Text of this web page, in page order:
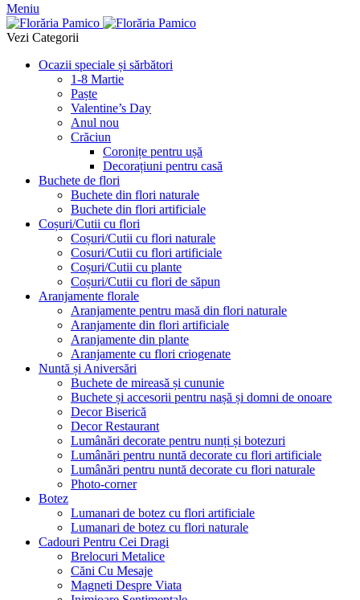
Meniu
Vezi Categorii
Ocazii speciale și sărbători
1-8 Martie
Paște
Valentine’s Day
Anul nou
Crăciun
Coronițe pentru ușă
Decorațiuni pentru casă
Buchete de flori
Buchete din flori naturale
Buchete din flori artificiale
Coșuri/Cutii cu flori
Coșuri/Cutii cu flori naturale
Cosuri/Cutii cu flori artificiale
Coșuri/Cutii cu plante
Coșuri/Cutii cu flori de săpun
Aranjamente florale
Aranjamente pentru masă din flori naturale
Aranjamente din flori artificiale
Aranjamente din plante
Aranjamente cu flori criogenate
Nuntă și Aniversări
Buchete de mireasă și cununie
Buchete și accesorii pentru nașă și domni de onoare
Decor Biserică
Decor Restaurant
Lumânări decorate pentru nunți și botezuri
Lumânări pentru nuntă decorate cu flori artificiale
Lumânări pentru nuntă decorate cu flori naturale
Photo-corner
Botez
Lumanari de botez cu flori artificiale
Lumanari de botez cu flori naturale
Cadouri Pentru Cei Dragi
Brelocuri Metalice
Căni Cu Mesaje
Magneti Despre Viata